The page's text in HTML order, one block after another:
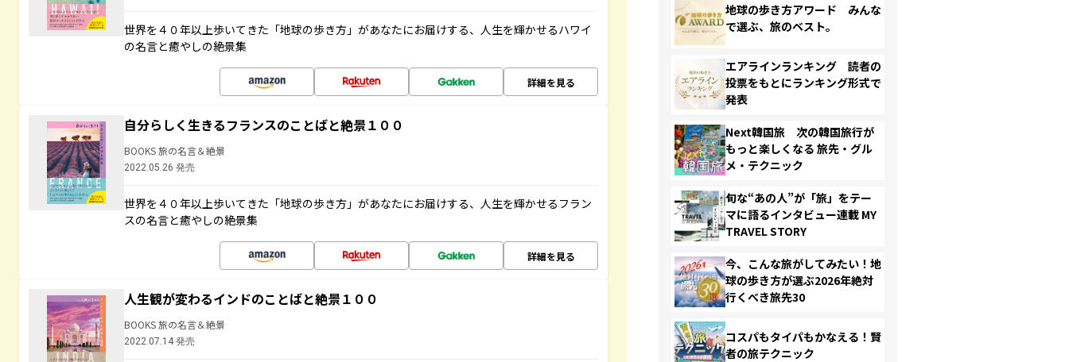
世界を４０年以上歩いてきた「地球の歩き方」があなたにお届けする、人生を輝かせるハワイ
の名言と癒やしの絶景集
詳細を見る
自分らしく生きるフランスのことばと絶景１００
BOOKS 旅の名言＆絶景
2022.05.26 発売
世界を４０年以上歩いてきた「地球の歩き方」があなたにお届けする、人生を輝かせるフラン
スの名言と癒やしの絶景集
詳細を見る
人生観が変わるインドのことばと絶景１００
BOOKS 旅の名言＆絶景
2022.07.14 発売
地球の歩き方アワード みんな
で選ぶ、旅のベスト。
エアラインランキング 読者の
投票をもとにランキング形式で
発表
Next韓国旅 次の韓国旅行が
もっと楽しくなる 旅先・グル
メ・テクニック
旬な“あの人”が「旅」をテー
マに語るインタビュー連載 MY
TRAVEL STORY
今、こんな旅がしてみたい！地
球の歩き方が選ぶ2026年絶対
行くべき旅先30
コスパもタイパもかなえる！賢
者の旅テクニック